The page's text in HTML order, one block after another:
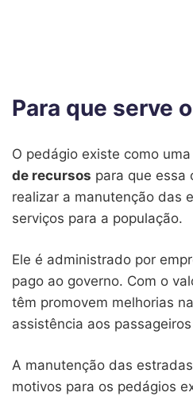
Para que serve
O pedágio existe como uma
de recursos para que essa
realizar a manutenção das
serviços para a população.
Ele é administrado por
pago ao governo. Com o
têm promovem melhorias
assistência aos
A manutenção das
motivos para os pedágios